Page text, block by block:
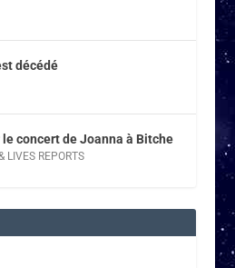
décédé
le concert de Joanna à Bitche
LIVES REPORTS